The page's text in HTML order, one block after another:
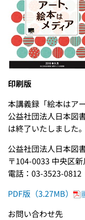
印刷版
本講義録「絵本はア
公益社団法人日本図
は終了いたしました。
公益社団法人日本図
〒104-0033 中央区
電話：03-3523-0812
PDF版（3.27MB）
お問い合わせ先